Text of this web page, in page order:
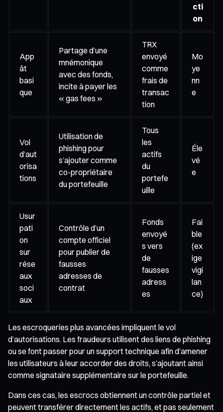
cti
on
App
ât
basi
que
Partage d’une
mnémonique
avec des fonds,
incite à payer les
« gas fees »
TRX
envoyé
comme
frais de
transac
tion
Mo
ye
nn
e
Vol
d’aut
orisa
tions
Utilisation de
phishing pour
s’ajouter comme
co-propriétaire
du portefeuille
Tous
les
actifs
du
portefe
uille
Éle
vé
e
Usur
pati
on
sur
rése
aux
soci
aux
Contrôle d’un
compte officiel
pour publier de
fausses
adresses de
contrat
Fonds
envoyé
s vers
de
fausses
adress
es
Fai
ble
(ex
ige
vigi
lan
ce)
Les escroqueries plus avancées impliquent le vol
d’autorisations. Les fraudeurs utilisent des liens de phishing
ou se font passer pour un support technique afin d’amener
les utilisateurs à leur accorder des droits, s’ajoutant ainsi
comme signataire supplémentaire sur le portefeuille.
Dans ces cas, les escrocs obtiennent un contrôle partiel et
peuvent transférer directement les actifs, et pas seulement